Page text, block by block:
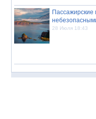
Пассажирские
28 Июля 18:43